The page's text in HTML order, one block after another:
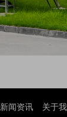
新闻资讯 关于